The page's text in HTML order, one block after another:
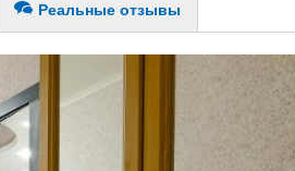
Реальные отзывы